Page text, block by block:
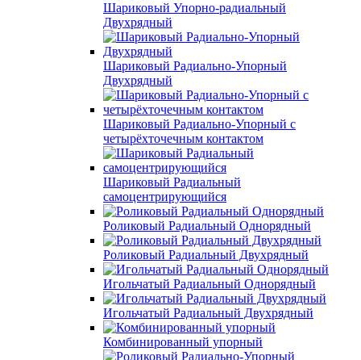
Шариковый Упорно-радиальный
Двухрядный
Шариковый Радиально-Упорный
Двухрядный
Шариковый Радиально-Упорный с
четырёхточечным контактом
Шариковый Радиальный
самоцентрирующийся
Роликовый Радиальный Однорядный
Роликовый Радиальный Двухрядный
Игольчатый Радиальный Однорядный
Игольчатый Радиальный Двухрядный
Комбинированный упорный